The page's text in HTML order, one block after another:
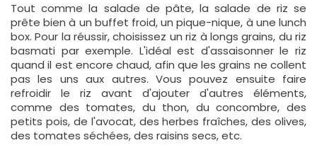
Tout comme la salade de pâte, la salade de riz se
prête bien à un buffet froid, un pique-nique, à une lunch
box. Pour la réussir, choisissez un riz à longs grains, du riz
basmati par exemple. L'idéal est d'assaisonner le riz
quand il est encore chaud, afin que les grains ne collent
pas les uns aux autres. Vous pouvez ensuite faire
refroidir le riz avant d'ajouter d'autres éléments,
comme des tomates, du thon, du concombre, des
petits pois, de l'avocat, des herbes fraîches, des olives,
des tomates séchées, des raisins secs, etc.